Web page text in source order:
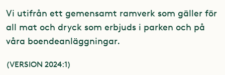
Vi utifrån ett gemensamt ramverk som gäller för
all mat och dryck som erbjuds i parken och på
våra boendeanläggningar.
(VERSION 2024:1)